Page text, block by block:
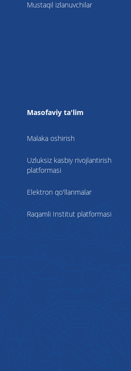
Mustaqil izlanuvchilar
Masofaviy ta'lim
Malaka oshirish
Uzluksiz kasbiy rivojlantirish
platformasi
Elektron qo'llanmalar
Raqamli Institut platformasi